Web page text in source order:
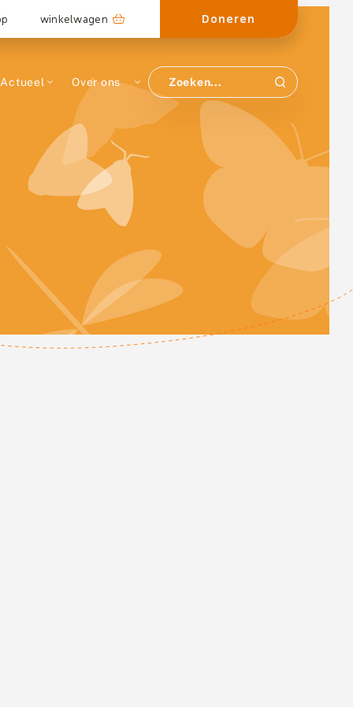
winkelwagen Doneren
Actueel Over ons